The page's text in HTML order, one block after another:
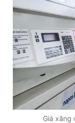
Giá xăng